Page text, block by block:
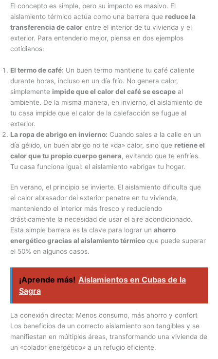
El concepto es simple, pero su impacto es masivo. El
aislamiento térmico actúa como una barrera que reduce la
transferencia de calor entre el interior de tu vivienda y el
exterior. Para entenderlo mejor, piensa en dos ejemplos
cotidianos:
El termo de café: Un buen termo mantiene tu café caliente
durante horas, incluso en un día frío. No genera calor,
simplemente impide que el calor del café se escape al
ambiente. De la misma manera, en invierno, el aislamiento de
tu casa impide que el calor de la calefacción se fugue al
exterior.
La ropa de abrigo en invierno: Cuando sales a la calle en un
día gélido, un buen abrigo no te «da» calor, sino que retiene el
calor que tu propio cuerpo genera, evitando que te enfríes.
Tu casa funciona igual: el aislamiento «abriga» tu hogar.
En verano, el principio se invierte. El aislamiento dificulta que
el calor abrasador del exterior penetre en tu vivienda,
manteniendo el interior más fresco y reduciendo
drásticamente la necesidad de usar el aire acondicionado.
Esta simple barrera es la clave para lograr unahorro
energético gracias al aislamiento térmico que puede superar
el 50% en algunos casos.
¡Aprende más! Aislamientos en Cubas de la
Sagra
La conexión directa: Menos consumo, más ahorro y confort
Los beneficios de un correcto aislamiento son tangibles y se
manifiestan en múltiples áreas, transformando una vivienda de
un «colador energético» a un refugio eficiente.